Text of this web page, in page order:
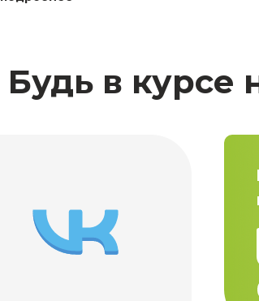
Будь в курсе